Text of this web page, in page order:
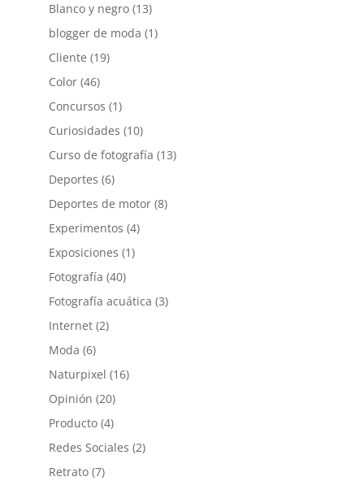
Blanco y negro(13)
blogger de moda (1)
Cliente (19)
Color(46)
Concursos (1)
Curiosidades (10)
Curso de fotografía (13)
Deportes (6)
Deportes de motor(8)
Experimentos (4)
Exposiciones (1)
Fotografía (40)
Fotografía acuática (3)
Internet(2)
Moda (6)
Naturpixel (16)
Opinión (20)
Producto(4)
Redes Sociales (2)
Retrato(7)